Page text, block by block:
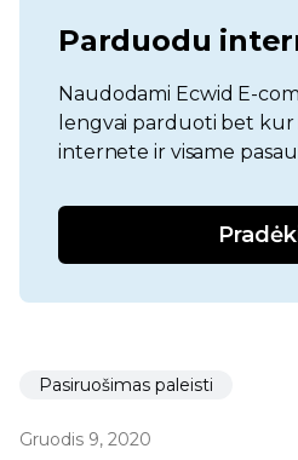
Parduodu
Naudodami Ecwid E-
lengvai parduoti bet kur
internete ir visame
Pasiruošimas paleisti
Gruodis 9, 2020